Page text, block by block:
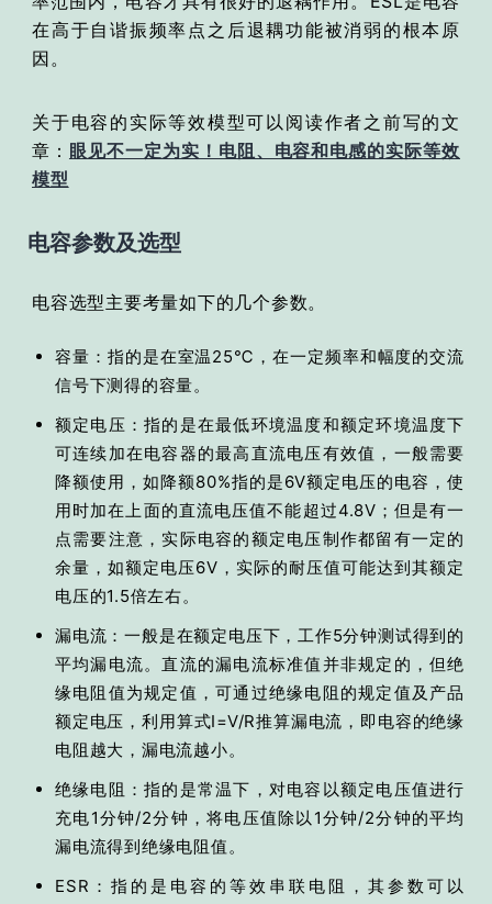
在高于自谐振频率点之后退耦功能被消弱的根本原
因。
关于电容的实际等效模型可以阅读作者之前写的文
章： 眼见不一定为实！电阻、电容和电感的实际等效
模型
电容参数及选型
电容选型主要考量如下的几个参数。
容量：指的是在室温25℃，在一定频率和幅度的交流
信号下测得的容量。
额定电压：指的是在最低环境温度和额定环境温度下
可连续加在电容器的最高直流电压有效值，一般需要
降额使用，如降额80%指的是6V额定电压的电容，使
用时加在上面的直流电压值不能超过4.8V；但是有一
点需要注意，实际电容的额定电压制作都留有一定的
余量，如额定电压6V，实际的耐压值可能达到其额定
电压的1.5倍左右。
漏电流：一般是在额定电压下，工作5分钟测试得到的
平均漏电流。直流的漏电流标准值并非规定的，但绝
缘电阻值为规定值，可通过绝缘电阻的规定值及产品
额定电压，利用算式I=V/R推算漏电流，即电容的绝缘
电阻越大，漏电流越小。
绝缘电阻：指的是常温下，对电容以额定电压值进行
充电1分钟/2分钟，将电压值除以1分钟/2分钟的平均
漏电流得到绝缘电阻值。
ESR：指的是电容的等效串联电阻，其参数可以